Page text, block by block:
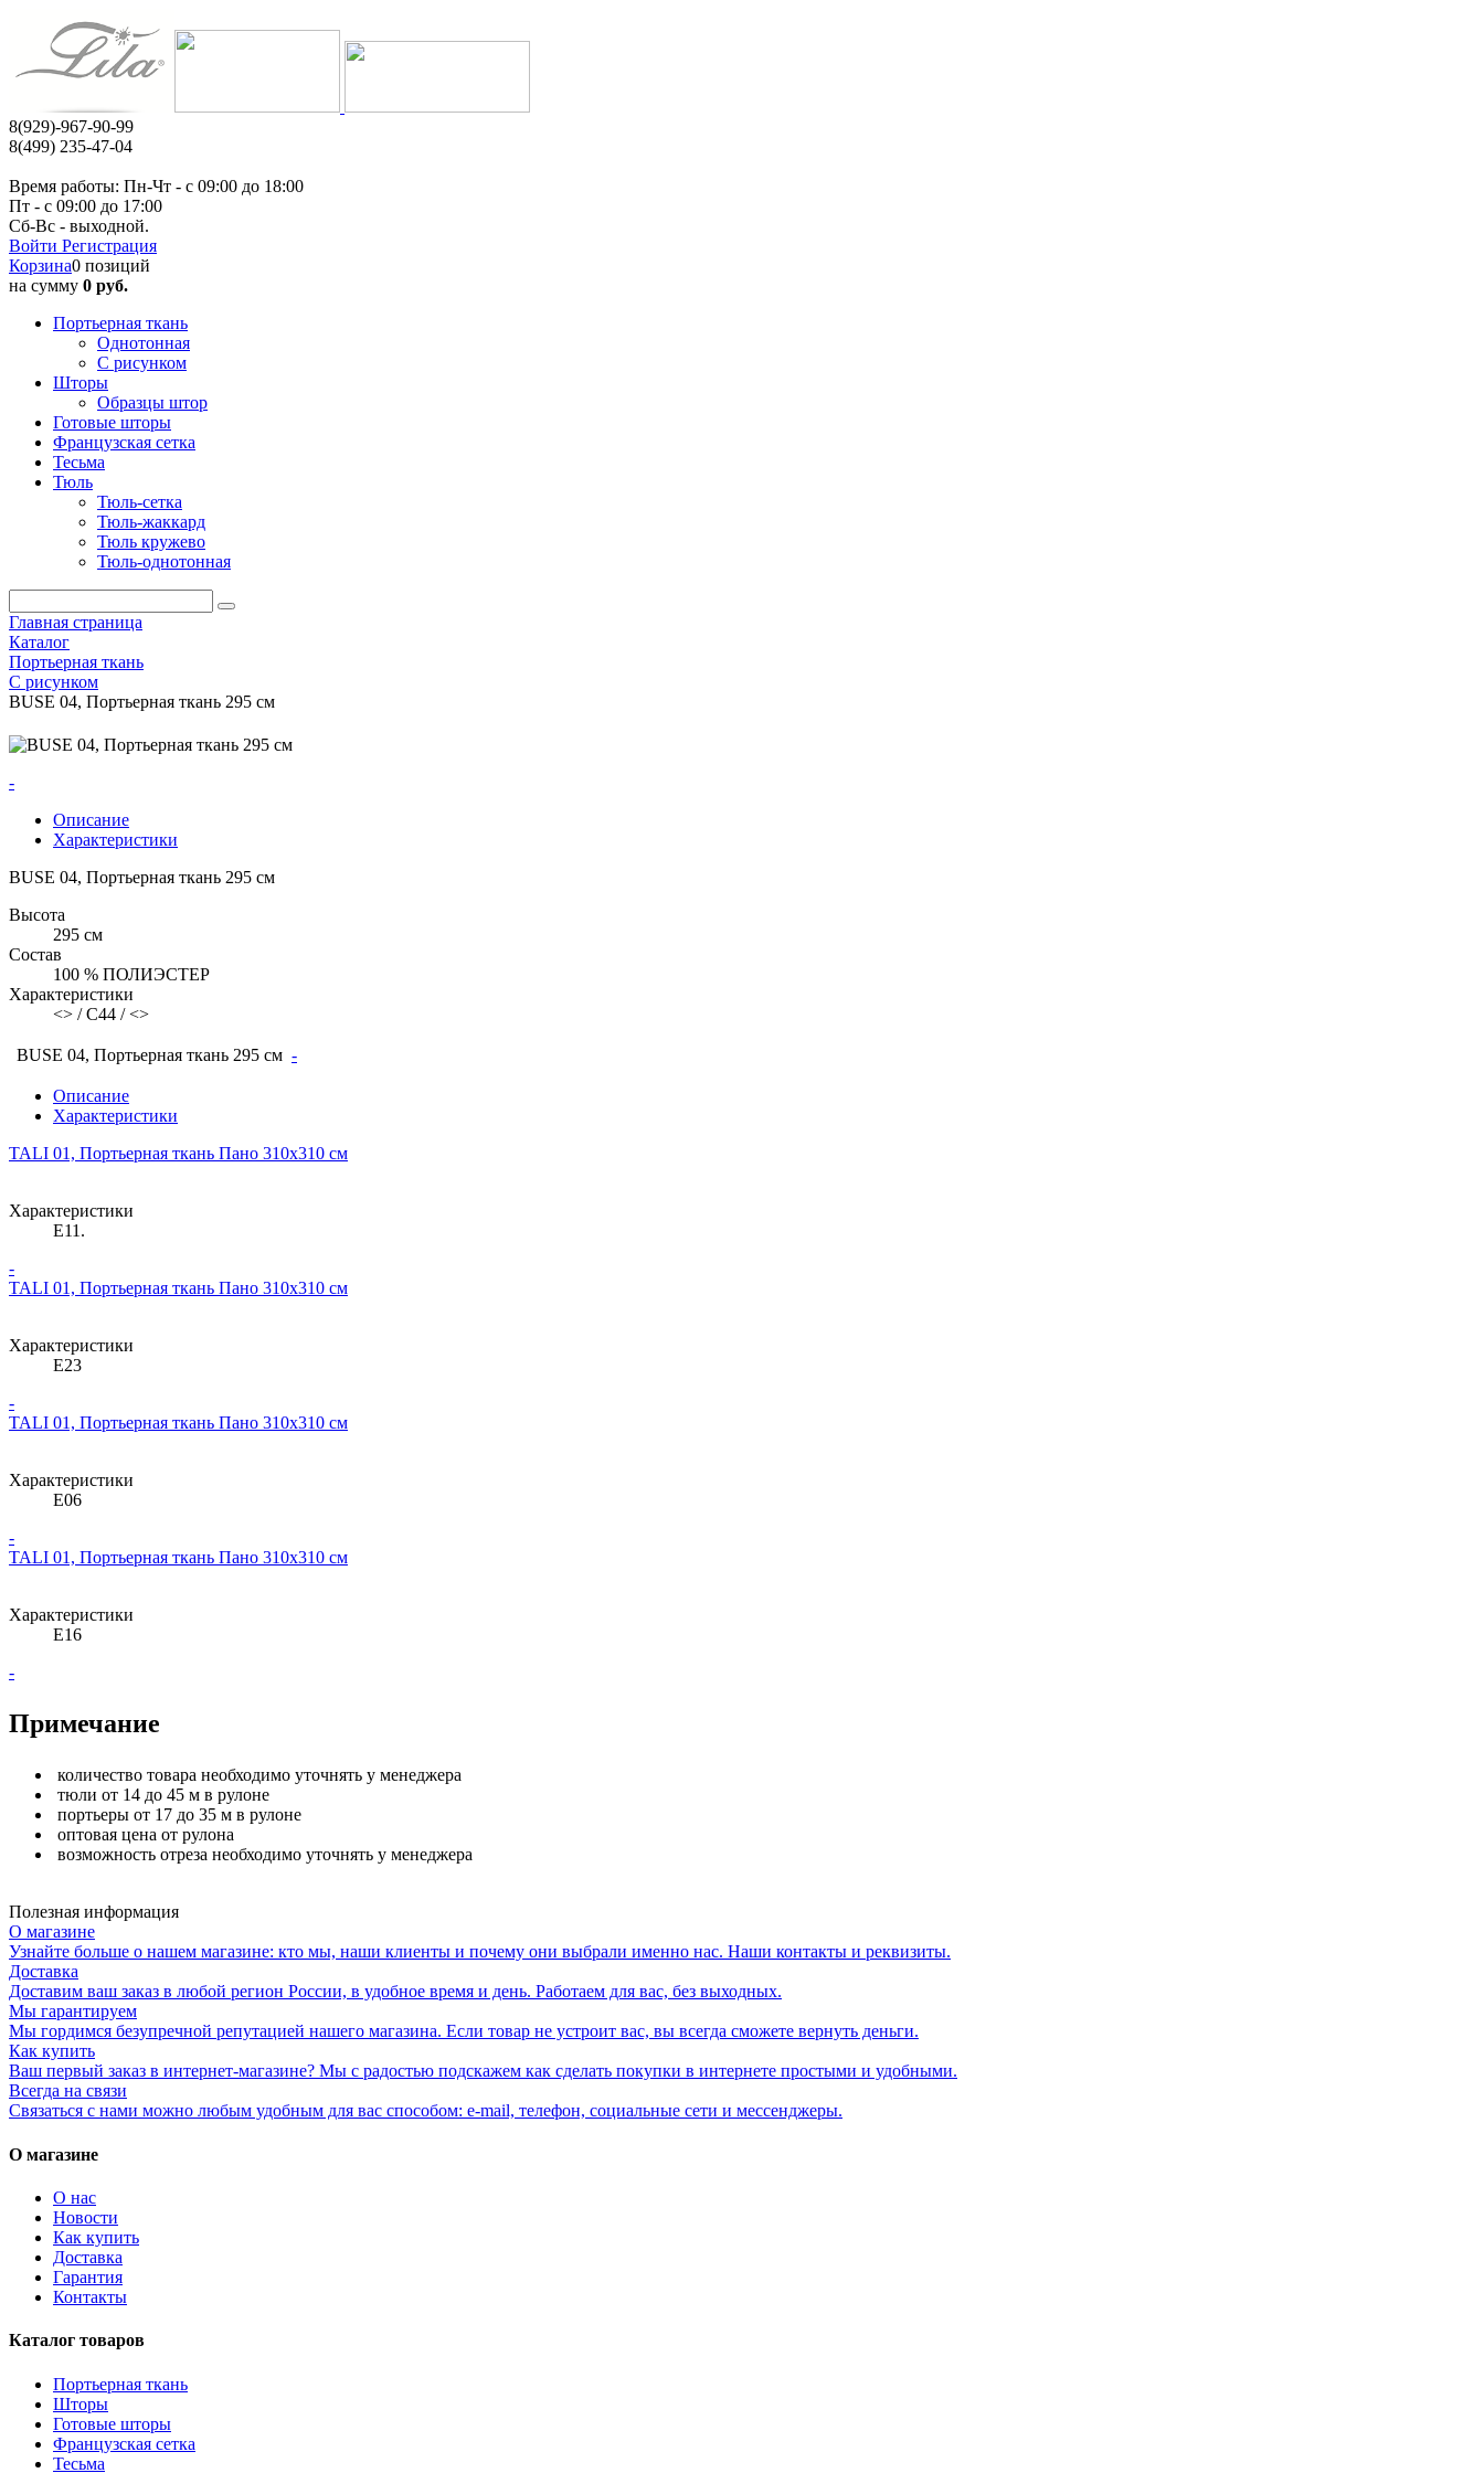
8(929)-967-90-99
8(499) 235-47-04
Время работы: Пн-Чт - c 09:00 до 18:00
Пт - с 09:00 до 17:00
Сб-Вс - выходной.
Войти Регистрация
Корзина0 позиций
на сумму 0 руб.
Портьерная ткань
Однотонная
С рисунком
Шторы
Образцы штор
Готовые шторы
Французская сетка
Тесьма
Тюль
Тюль-сетка
Тюль-жаккард
Тюль кружево
Тюль-однотонная
Главная страница
Каталог
Портьерная ткань
С рисунком
BUSE 04, Портьерная ткань 295 см
-
Описание
Характеристики
BUSE 04, Портьерная ткань 295 см
Высота
295 см
Состав
100 % ПОЛИЭСТЕР
Характеристики
<> / C44 / <>
BUSE 04, Портьерная ткань 295 см -
Описание
Характеристики
TALI 01, Портьерная ткань Пано 310х310 см
Характеристики
E11.
-
TALI 01, Портьерная ткань Пано 310х310 см
Характеристики
E23
-
TALI 01, Портьерная ткань Пано 310х310 см
Характеристики
E06
-
TALI 01, Портьерная ткань Пано 310х310 см
Характеристики
E16
-
Примечание
количество товара необходимо уточнять у менеджера
тюли от 14 до 45 м в рулоне
портьеры от 17 до 35 м в рулоне
оптовая цена от рулона
возможность отреза необходимо уточнять у менеджера
Полезная информация
О магазине
Узнайте больше о нашем магазине: кто мы, наши клиенты и почему они выбрали именно нас. Наши контакты и реквизиты.
Доставка
Доставим ваш заказ в любой регион России, в удобное время и день. Работаем для вас, без выходных.
Мы гарантируем
Мы гордимся безупречной репутацией нашего магазина. Если товар не устроит вас, вы всегда сможете вернуть деньги.
Как купить
Ваш первый заказ в интернет-магазине? Мы с радостью подскажем как сделать покупки в интернете простыми и удобными.
Всегда на связи
Связаться с нами можно любым удобным для вас способом: e-mail, телефон, социальные сети и мессенджеры.
О магазине
О нас
Новости
Как купить
Доставка
Гарантия
Контакты
Каталог товаров
Портьерная ткань
Шторы
Готовые шторы
Французская сетка
Тесьма